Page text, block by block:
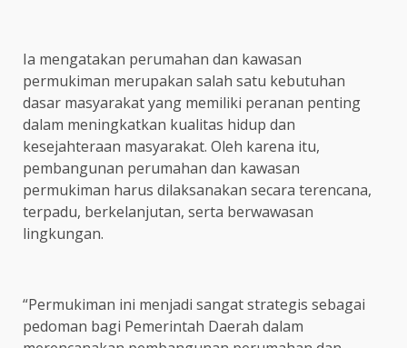
Ia mengatakan perumahan dan kawasan
permukiman merupakan salah satu kebutuhan
dasar masyarakat yang memiliki peranan penting
dalam meningkatkan kualitas hidup dan
kesejahteraan masyarakat. Oleh karena itu,
pembangunan perumahan dan kawasan
permukiman harus dilaksanakan secara terencana,
terpadu, berkelanjutan, serta berwawasan
lingkungan.
“Permukiman ini menjadi sangat strategis sebagai
pedoman bagi Pemerintah Daerah dalam